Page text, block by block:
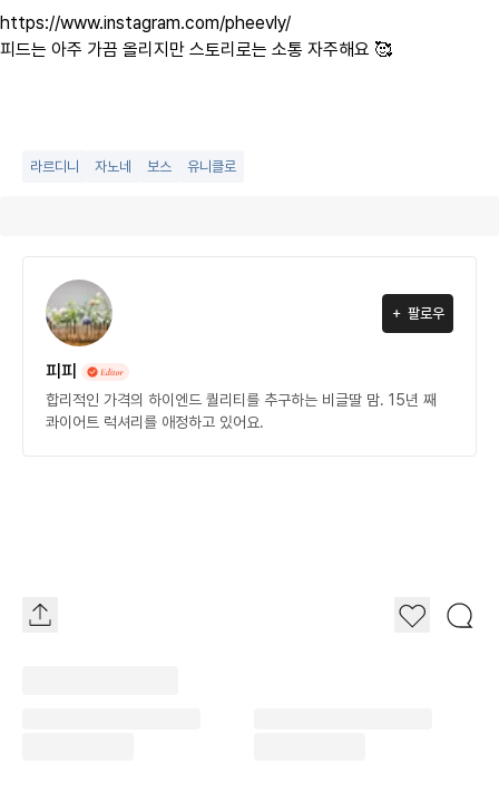
https://www.instagram.com/pheevly/
피드는 아주 가끔 올리지만 스토리로는 소통 자주해요 🥰
라르디니 자노네 보스 유니클로
팔로우
피피
합리적인 가격의 하이엔드 퀄리티를 추구하는 비글딸 맘. 15년 째
콰이어트 럭셔리를 애정하고 있어요.